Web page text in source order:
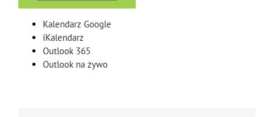
Kalendarz Google
iKalendarz
Outlook 365
Outlook na żywo